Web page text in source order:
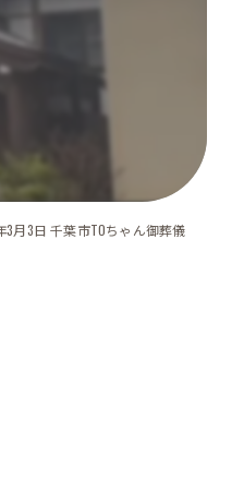
3月3日 千葉市TOちゃん御葬儀